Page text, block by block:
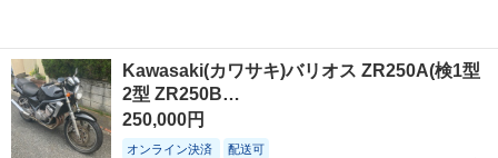
Kawasaki(カワサキ)バリオス ZR250A(検1型
2型 ZR250B…
250,000円
オンライン決済 配送可